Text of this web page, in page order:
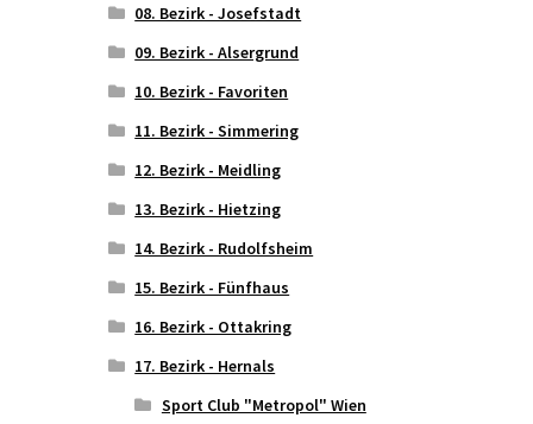
08. Bezirk - Josefstadt
09. Bezirk - Alsergrund
10. Bezirk - Favoriten
11. Bezirk - Simmering
12. Bezirk - Meidling
13. Bezirk - Hietzing
14. Bezirk - Rudolfsheim
15. Bezirk - Fünfhaus
16. Bezirk - Ottakring
17. Bezirk - Hernals
Sport Club "Metropol" Wien